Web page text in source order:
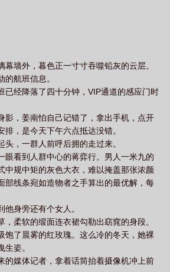
离不了作者无影有踪 刚离婚能不能立马结婚
踪番外 这婚离不了TXT百度 这婚离不了讲的什
婚就和别人过了怎么办 两个人离婚不离家算离婚
离不了了by安诗鸢尾 离婚好还是不离婚好
怎么办 我会离婚吗 这婚离不了蒋奕行姜南番
度 离婚离不掉 这婚离不了txt无影有踪 不离
笔趣网 这婚离不了无影有踪txt
番外 离婚快吗 这婚离不了by头发多多 这婚
这婚离不了by 不离婚怎么办 这婚离不了by笔
么办 这婚离不了了无影有踪 这婚离不了全文阅
次，率先提出离婚并果断搬走。2后来，有
蒋弈行在深夜街头与某艳丽女子热吻。昏
口半敞，高大身型半弯下来，修长手指
入，难以自抑。女人被抵在车门上，青
带裙勾勒出令人血脉喷张的性感身材。
痕，仍不依不饶，紧贴她掌心，与她十
发到网上嘲笑姜南：还没离婚，老公就当
发布：传播视频截图已侵犯我与太太隐
发布：别惹我太太，不好哄。网友们纷纷
妻亲密照！这颜值！这体型差！太好磕
后爱，追妻火葬场，酸爽甜辣2、外柔内
清冷拽哥，SC，HE3、白月光是误会，
女主暗恋，中后期男主又争又抢又疯丧家
会超甜！），日更下本开《他来势汹汹》
苏禾毕业后如愿以偿的进入银行系统，她
料被资金任务压的喘不过气。她偶然遇
竹马陆景明。昔日病弱小竹马，如今长得
一道疤，虽然帅气，更有一股匪气，看着
公司，果然，连工作都很不好惹。得知
苏禾硬着头皮跟多年不见的竹马套近乎，
墙外，暮色正一寸寸吞噬铅灰的云层。
航班信息。
已经降落了四十分钟，VIP通道的感应门时
影，姜南怕自己记错了，拿出手机，点开
排，是今天下午六点抵达没错。
头，一群人前呼后拥的走过来。
眼看到人群中心的蒋弈行。男人一米九的
中规中矩的灰色大衣，难以掩盖那张浓颜
部线条宛如造物者之手算出的最优解，每
身旁还有个女人。
柔软的缎面连衣裙勾勒出窈窕的身段。
饱了晨雾的红玫瑰。这么冷的冬天，她裸
姿。
的媒体记者，拿着话筒抬着摄像机冲上前